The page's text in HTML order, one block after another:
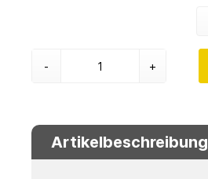
- +
Artikelbeschreibung